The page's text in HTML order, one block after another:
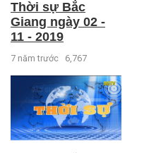
Thời sự Bắc
Giang ngày 02 -
11 - 2019
7 năm trước 6,767